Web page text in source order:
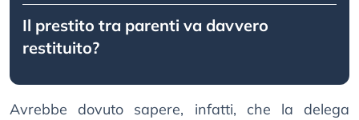
Il prestito tra parenti va davvero
restituito?
Avrebbe dovuto sapere, infatti, che la delega